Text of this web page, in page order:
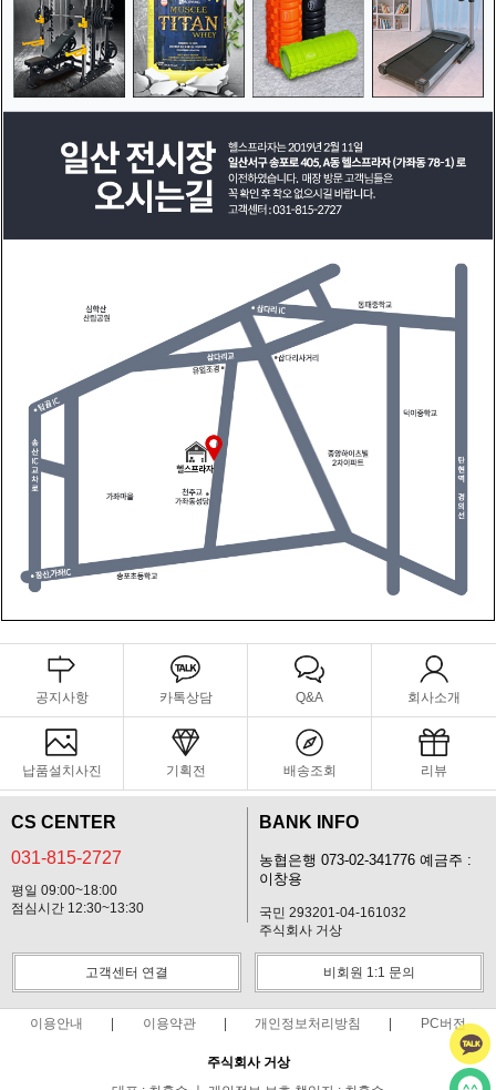
공지사항 카톡상담 Q&A 회사소개
납품설치사진 기획전 배송조회 리뷰
CS CENTER
031-815-2727
평일 09:00~18:00
점심시간 12:30~13:30
BANK INFO
농협은행 073-02-341776 예금주 :
이창용
국민 293201-04-161032
주식회사 거상
고객센터 연결 비회원 1:1 문의
이용안내 이용약관 개인정보처리방침 PC버전
주식회사 거상